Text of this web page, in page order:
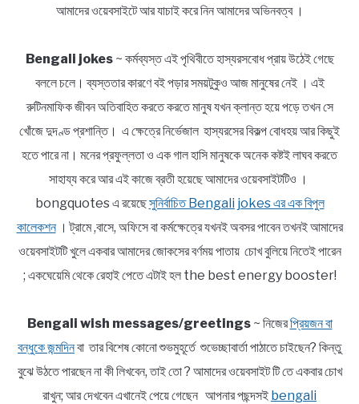
আমাদের ওয়েবসাইটে আর যাচাই করে নিন আমাদের অভিনবত্ব ।
Bengali jokes~ কর্মব্যস্ত এই পৃথিবীতে হাস্যরসবোধ প্রায় উঠেই গেছে
বললে চলে। ব্যস্ততার কারণে বই পড়ার সময়টুকুও আজ মানুষের নেই । এই
রুটিনমাফিক জীবন অতিবাহিত করতে করতে মানুষ যখন ক্লান্ত হয়ে পড়ে তখন সে
খোঁজে দুদণ্ড প্রশান্তি। এ ক্ষেত্রে নির্ভেজাল হাস্যরসের বিকল্প বোধহয় আর কিছুই
হতে পারে না। মনের প্রফুল্লতা ও এক গাল হাসি মানুষকে অনেক কষ্টই লাঘব করতে
সাহায্য করে আর এই কাজে ব্রতী হয়েছে আমাদের ওয়েবসাইটটিও ।
bongquotes এ রয়েছেসুনির্বাচিত Bengali jokes এর এক বিপুল
কালেকশন। ট্রামে ,বাসে, অফিসে বা কর্মক্ষেত্রে যখনই অবসর পাবেন তখনই আমাদের
ওয়েবসাইটটি খুলে একবার আমাদের জোকসের বর্ণময় পাতায় চোখ বুলিয়ে নিতেই পারেন
; একঘেয়েমি থেকে রেহাই পেতে এটাই হল the best energy booster!
Bengali wish messages/greetings~ নিজেরপ্রিয়জন বা
বন্ধুকে জন্মদিনবা তার বিশেষ কোনো শুভমুহূর্তে শুভেচ্ছাবার্তা পাঠাতে চাইছেন? কিন্তু
বুঝে উঠতে পারছেন না কী লিখবেন, তাই তো ? আমাদের ওয়েবসাইট টি তে একবার চোখ
রাখুন; আর দেখবেন এখানেই পেয়ে গেছেন আপনার পছন্দসই bengali